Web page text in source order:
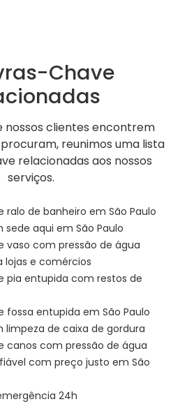
Chave
nossos clientes encontrem
reunimos uma lista
relacionadas aos nossos
serviços.
de banheiro em São Paulo
aqui em São Paulo
vaso com pressão de água
lojas e comércios
pia entupida com restos de
entupida em São Paulo
de caixa de gordura
canos com pressão de água
com preço justo em São
24h